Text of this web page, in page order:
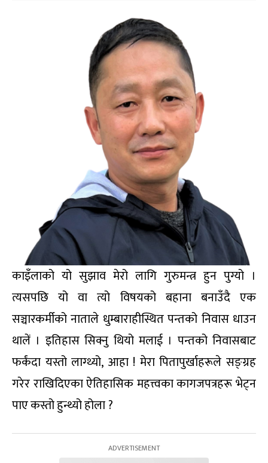
काइँलाको यो सुझाव मेरो लागि गुरुमन्त्र हुन पुग्यो ।
त्यसपछि यो वा त्यो विषयको बहाना बनाउँदै एक
सञ्चारकर्मीको नाताले धुम्बाराहीस्थित पन्तको निवास धाउन
थालें । इतिहास सिक्नु थियो मलाई । पन्तको निवासबाट
फर्कंदा यस्तो लाग्थ्यो, आहा ! मेरा पितापुर्खाहरूले सङ्ग्रह
गरेर राखिदिएका ऐतिहासिक महत्त्वका कागजपत्रहरू भेट्न
पाए कस्तो हुन्थ्यो होला ?